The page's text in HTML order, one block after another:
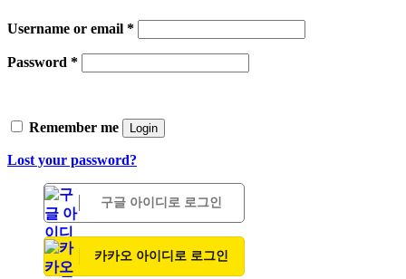
Username or email *
Password *
Remember me Login
Lost your password?
구글 아이디로 로그인
카카오 아이디로 로그인